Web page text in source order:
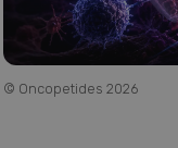
© Oncopetides 2026